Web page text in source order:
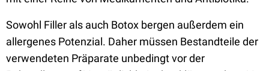
Sowohl Filler als auch Botox bergen außerdem ein
allergenes Potenzial. Daher müssen Bestandteile der
verwendeten Präparate unbedingt vor der